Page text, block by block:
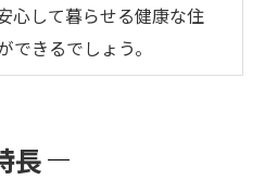
心して暮らせる健康な住
きるでしょう。
長